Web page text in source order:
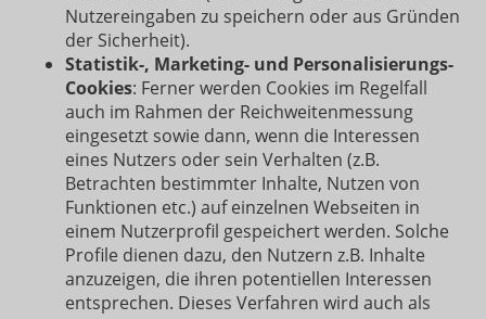
Nutzereingaben zu speichern oder aus Gründen
der Sicherheit).
Statistik-, Marketing- und Personalisierungs-
Cookies: Ferner werden Cookies im Regelfall
auch im Rahmen der Reichweitenmessung
eingesetzt sowie dann, wenn die Interessen
eines Nutzers oder sein Verhalten (z.B.
Betrachten bestimmter Inhalte, Nutzen von
Funktionen etc.) auf einzelnen Webseiten in
einem Nutzerprofil gespeichert werden. Solche
Profile dienen dazu, den Nutzern z.B. Inhalte
anzuzeigen, die ihren potentiellen Interessen
entsprechen. Dieses Verfahren wird auch als